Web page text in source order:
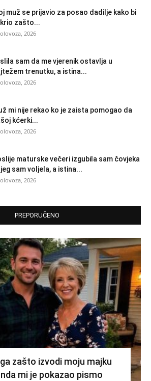
muž se prijavio za posao dadilje kako bi
zašto...
2026
sam da me vjerenik ostavlja u
trenutku, a istina...
2026
mi nije rekao ko je zaista pomogao da
kćerki...
2026
maturske večeri izgubila sam čovjeka
sam voljela, a istina...
2026
PREPORUČENO
zašto izvodi moju majku
mi je pokazao pismo